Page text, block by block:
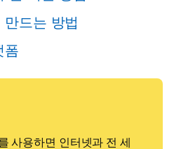
드는 방법
폼
용하면 인터넷과 전 세